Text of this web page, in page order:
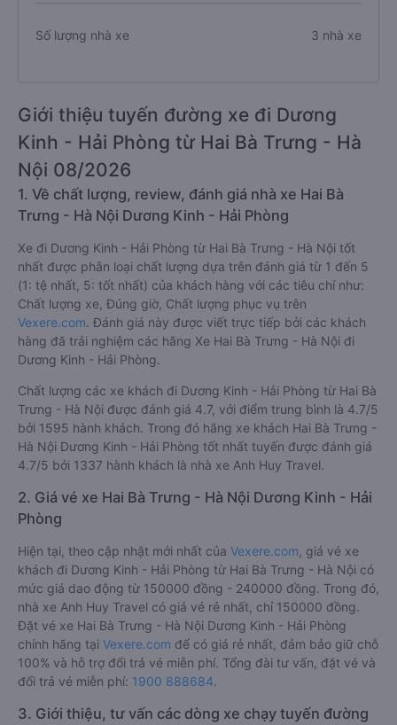
Số lượng nhà xe 3 nhà xe
Giới thiệu tuyến đường xe đi Dương
Kinh - Hải Phòng từ Hai Bà Trưng - Hà
Nội 08/2026
1. Về chất lượng, review, đánh giá nhà xe Hai Bà
Trưng - Hà Nội Dương Kinh - Hải Phòng
Xe đi Dương Kinh - Hải Phòng từ Hai Bà Trưng - Hà Nội tốt
nhất được phân loại chất lượng dựa trên đánh giá từ 1 đến 5
(1: tệ nhất, 5: tốt nhất) của khách hàng với các tiêu chí như:
Chất lượng xe, Đúng giờ, Chất lượng phục vụ trên
Vexere.com. Đánh giá này được viết trực tiếp bởi các khách
hàng đã trải nghiệm các hãng Xe Hai Bà Trưng - Hà Nội đi
Dương Kinh - Hải Phòng.
Chất lượng các xe khách đi Dương Kinh - Hải Phòng từ Hai Bà
Trưng - Hà Nội được đánh giá 4.7, với điểm trung bình là 4.7/5
bởi 1595 hành khách. Trong đó hãng xe khách Hai Bà Trưng -
Hà Nội Dương Kinh - Hải Phòng tốt nhất tuyến được đánh giá
4.7/5 bởi 1337 hành khách là nhà xe Anh Huy Travel.
2. Giá vé xe Hai Bà Trưng - Hà Nội Dương Kinh - Hải
Phòng
Hiện tại, theo cập nhật mới nhất của Vexere.com , giá vé xe
khách đi Dương Kinh - Hải Phòng từ Hai Bà Trưng - Hà Nội có
mức giá dao động từ 150000 đồng - 240000 đồng. Trong đó,
nhà xe Anh Huy Travel có giá vé rẻ nhất, chỉ 150000 đồng.
Đặt vé xe Hai Bà Trưng - Hà Nội Dương Kinh - Hải Phòng
chính hãng tại Vexere.com để có giá rẻ nhất, đảm bảo giữ chỗ
100% và hỗ trợ đổi trả vé miễn phí. Tổng đài tư vấn, đặt vé và
đổi trả vé miễn phí: 1900 888684.
3. Giới thiệu, tư vấn các dòng xe chạy tuyến đường